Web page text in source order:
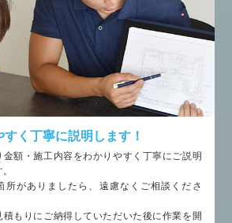
すく丁寧に説明します！
金額・施工内容をわかりやすく丁寧にご説明
所がありましたら、遠慮なくご相談くださ
積もりにご納得していただいた後に作業を開